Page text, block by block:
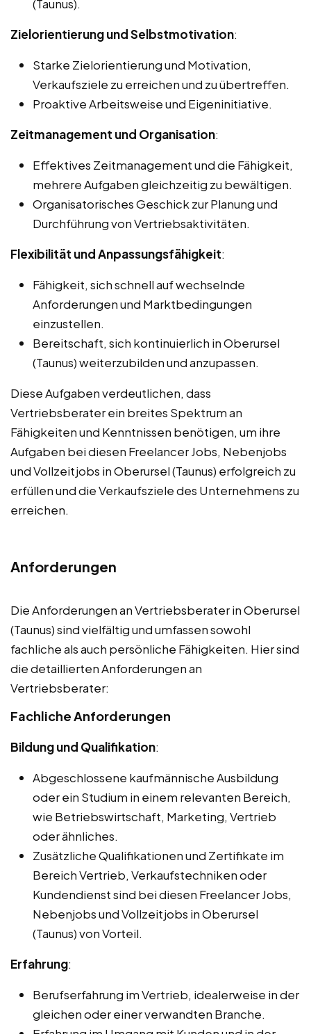
(Taunus).
Zielorientierung und Selbstmotivation:
Starke Zielorientierung und Motivation,
Verkaufsziele zu erreichen und zu übertreffen.
Proaktive Arbeitsweise und Eigeninitiative.
Zeitmanagement und Organisation:
Effektives Zeitmanagement und die Fähigkeit,
mehrere Aufgaben gleichzeitig zu bewältigen.
Organisatorisches Geschick zur Planung und
Durchführung von Vertriebsaktivitäten.
Flexibilität und Anpassungsfähigkeit:
Fähigkeit, sich schnell auf wechselnde
Anforderungen und Marktbedingungen
einzustellen.
Bereitschaft, sich kontinuierlich in Oberursel
(Taunus) weiterzubilden und anzupassen.
Diese Aufgaben verdeutlichen, dass
Vertriebsberater ein breites Spektrum an
Fähigkeiten und Kenntnissen benötigen, um ihre
Aufgaben bei diesen Freelancer Jobs, Nebenjobs
und Vollzeitjobs in Oberursel (Taunus) erfolgreich zu
erfüllen und die Verkaufsziele des Unternehmens zu
erreichen.
Anforderungen
Die Anforderungen an Vertriebsberater in Oberursel
(Taunus) sind vielfältig und umfassen sowohl
fachliche als auch persönliche Fähigkeiten. Hier sind
die detaillierten Anforderungen an
Vertriebsberater:
Fachliche Anforderungen
Bildung und Qualifikation:
Abgeschlossene kaufmännische Ausbildung
oder ein Studium in einem relevanten Bereich,
wie Betriebswirtschaft, Marketing, Vertrieb
oder ähnliches.
Zusätzliche Qualifikationen und Zertifikate im
Bereich Vertrieb, Verkaufstechniken oder
Kundendienst sind bei diesen Freelancer Jobs,
Nebenjobs und Vollzeitjobs in Oberursel
(Taunus) von Vorteil.
Erfahrung:
Berufserfahrung im Vertrieb, idealerweise in der
gleichen oder einer verwandten Branche.